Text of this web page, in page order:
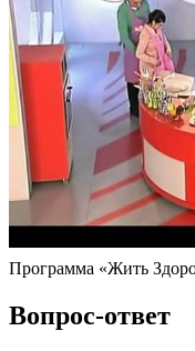
Программа «Жить
Вопрос-ответ